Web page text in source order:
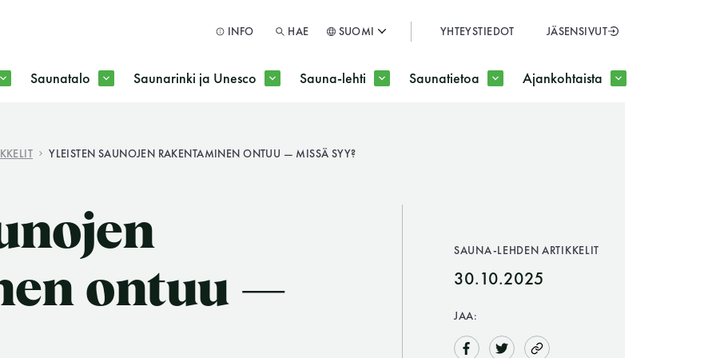
SULJE
INFO HAE SUOMI YHTEYSTIEDOT JÄSENSIVUT
Saunatalo Saunarinki ja Unesco Sauna-lehti Saunatietoa Ajankohtaista
YLEISTEN SAUNOJEN RAKENTAMINEN ONTUU — MISSÄ SYY?
ontuu —
SAUNA-LEHDEN ARTIKKELIT
30.10.2025
JAA: